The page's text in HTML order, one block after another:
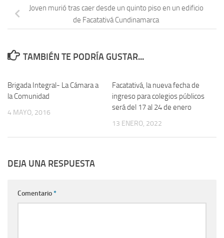
Joven murió tras caer desde un quinto piso en un edificio
de Facatativá Cundinamarca
TAMBIÉN TE PODRÍA GUSTAR...
Brigada Integral- La Cámara a
la Comunidad
4 MAYO, 2016
Facatativá, la nueva fecha de
ingreso para colegios públicos
será del 17 al 24 de enero
13 ENERO, 2022
DEJA UNA RESPUESTA
Comentario*